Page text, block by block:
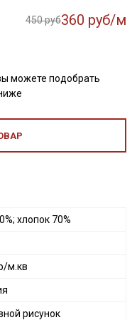
450 руб360 руб/м
можете подобрать
хлопок 70%
м.кв
рисунок